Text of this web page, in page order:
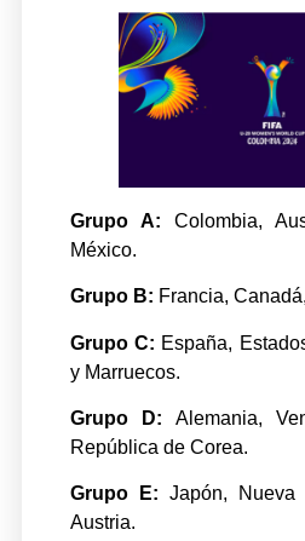
Grupo A: Colombia,
México.
Grupo B: Francia,
Grupo C: España,
y Marruecos.
Grupo D: Alemania,
República de Corea.
Grupo E: Japón,
Austria.